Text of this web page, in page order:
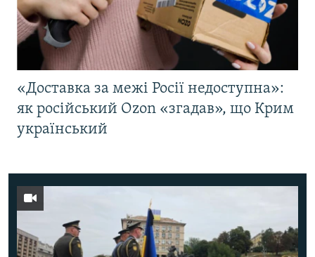
«Доставка за межі Росії недоступна»:
як російський Ozon «згадав», що Крим
український